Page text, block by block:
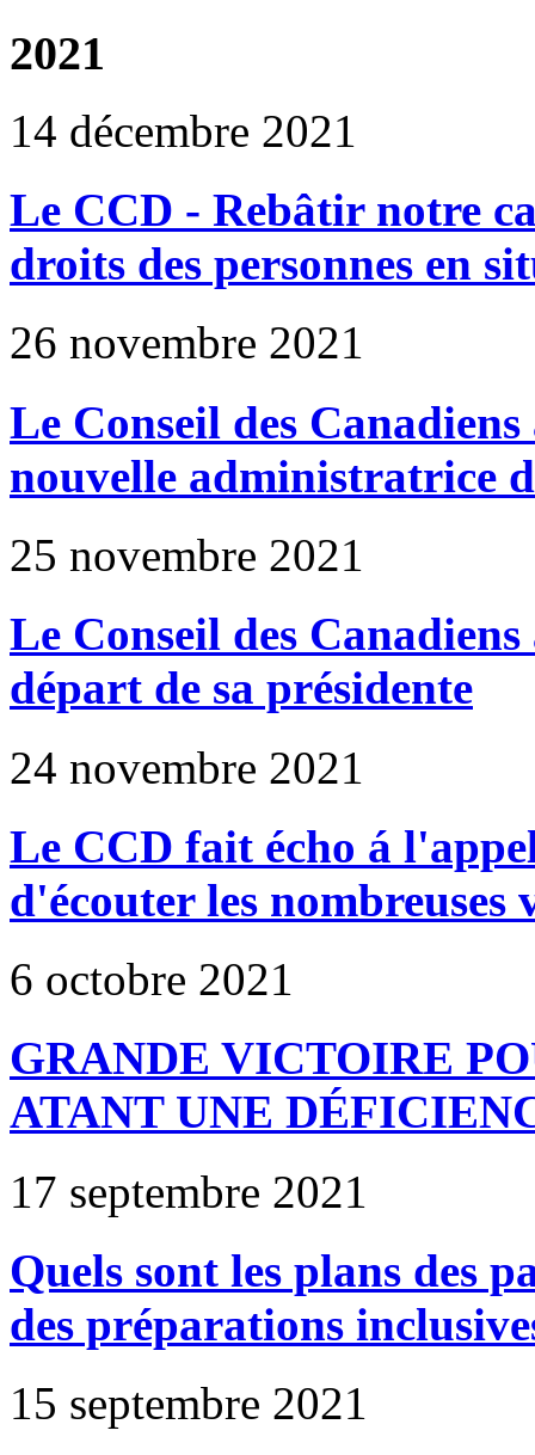
2021
14 décembre 2021
Le CCD - Rebâtir notre
droits des personnes en
26 novembre 2021
Le Conseil des
nouvelle administratrice
25 novembre 2021
Le Conseil des
départ de sa présidente
24 novembre 2021
Le CCD fait écho á
d'écouter les
6 octobre 2021
GRANDE VICTOIRE
ATANT UNE
17 septembre 2021
Quels sont les plans des
des préparations
15 septembre 2021